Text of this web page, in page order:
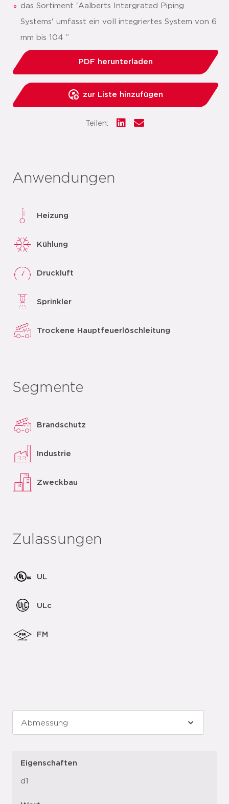
das Sortiment 'Aalberts Intergrated Piping
Systems' umfasst ein voll integriertes System von 6
mm bis 104 ”
PDF herunterladen
zur Liste hinzufügen
Teilen:
Anwendungen
Heizung
Kühlung
Druckluft
Sprinkler
Trockene Hauptfeuerlöschleitung
Segmente
Brandschutz
Industrie
Zweckbau
Zulassungen
UL
ULc
FM
Eigenschaften
d1